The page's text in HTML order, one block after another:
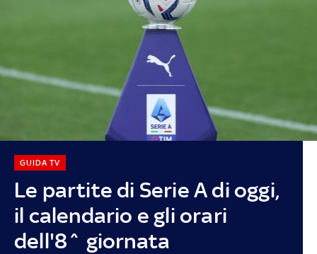
Le partite di Serie A di oggi,
il calendario e gli orari
dell'8^ giornata
GUIDA TV